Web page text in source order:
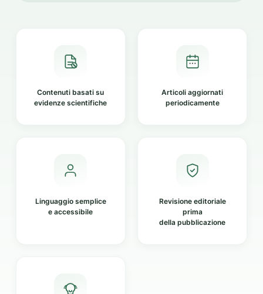
Contenuti basati su
evidenze scientifiche
Articoli aggiornati
periodicamente
Linguaggio semplice
e accessibile
Revisione editoriale
prima
della pubblicazione